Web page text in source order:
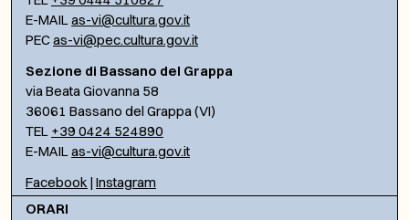
E-MAILas-vi@cultura.gov.it
PECas-vi@pec.cultura.gov.it
Sezione di Bassano del Grappa
via Beata Giovanna 58
36061 Bassano del Grappa (VI)
TEL +39 0424 524890
E-MAILas-vi@cultura.gov.it
Facebook | Instagram
ORARI